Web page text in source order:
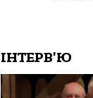
ІНТЕРВ'Ю